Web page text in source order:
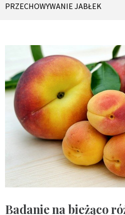
PRZECHOWYWANIE JABŁEK
Badanie na bieżąco